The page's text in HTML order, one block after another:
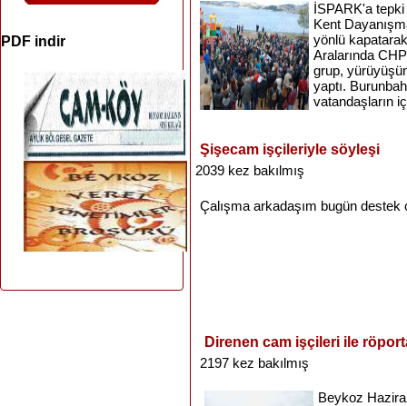
PDF indir
İSPARK'a
Kent
yönlü
Aralarında
grup,
yaptı.
vatandaşların
Şişecam işçileriyle söyleşi
2039 kez bakılmış
Çalışma arkadaşım bugün destek
Direnen cam işçileri ile
2197 kez bakılmış
Beykoz